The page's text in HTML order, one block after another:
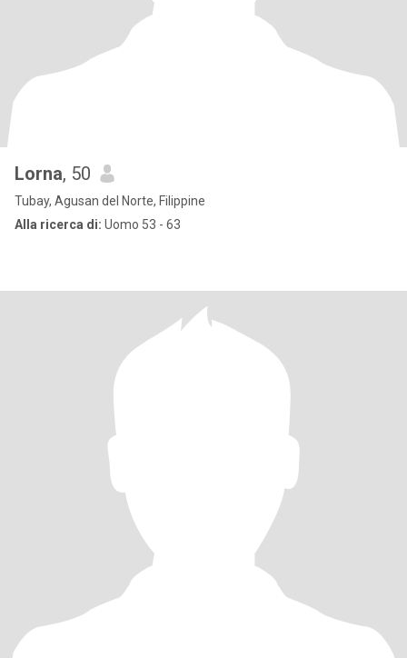
Lorna, 50
Tubay, Agusan del Norte, Filippine
Alla ricerca di: Uomo 53 - 63